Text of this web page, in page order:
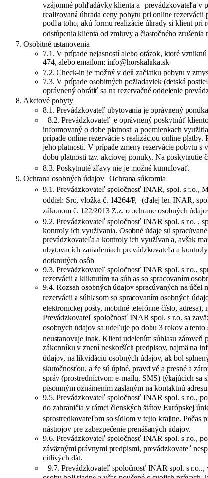
vzájomné pohľadávky klienta a prevádzkovateľa v
realizovaná úhrada ceny pobytu pri online
podľa toho, akú formu realizácie úhrady si klient pri
odstúpenia klienta od zmluvy a čiastočného
Osobitné ustanovenia
7.1. V prípade nejasností alebo otázok, ktoré
474, alebo emailom: info@horskaluka.sk.
7.2. Check-in je možný v deň začiatku pobytu v
7.3. V prípade osobitných požiadaviek (detská
oprávnený obrátiť sa na rezervačné oddelenie
Akciové pobyty
8.1. Prevádzkovateľ ubytovania je oprávnený
8.2. Prevádzkovateľ je oprávnený poskytnúť
informovaný o dobe platnosti a podmienkach
prípade online rezervácie s realizáciou online
jeho platnosti. V prípade zmeny rezervácie pobytu
dobu platnosti tzv. akciovej ponuky. Na
8.3. Poskytnuté zľavy nie je možné kumulovať.
Ochrana osobných údajov Ochrana súkromia
9.1. Prevádzkovateľ spoločnosť INAR, spol. s r.o.,
oddiel: Sro, vložka č. 14264/P, (ďalej len INAR,
zákonom č. 122/2013 Z.z. o ochrane osobných
9.2. Prevádzkovateľ spoločnosť INAR spol. s r.o. ,
kontroly ich využívania. Osobné údaje sú
prevádzkovateľa a kontroly ich využívania, avšak
ubytovacích zariadeniach prevádzkovateľa a
dotknutých osôb.
9.3. Prevádzkovateľ spoločnosť INAR spol. s r.o.,
rezervácii a kliknutím na súhlas so spracovaním
9.4. Rozsah osobných údajov spracúvaných na
rezervácii a súhlasom so spracovaním osobných
elektronickej pošty, mobilné telefónne číslo,
Prevádzkovateľ spoločnosť INAR spol. s r.o. sa
osobných údajov sa udeľuje po dobu 3 rokov a
neustanovuje inak. Klient udelením súhlasu
zákonníku v znení neskorších predpisov, najmä na
údajov, na likvidáciu osobných údajov, ak bol
skutočnosťou, a že sú úplné, pravdivé a presné a
správ (prostredníctvom e-mailu, SMS) týkajúcich
písomným oznámením zaslaným na kontaktnú
9.5. Prevádzkovateľ spoločnosť INAR spol. s r.o.,
do zahraničia v rámci členských štátov Európskej
sprostredkovateľom so sídlom v tejto krajine. Počas
nástrojov pre zabezpečenie prenášaných údajov.
9.6. Prevádzkovateľ spoločnosť INAR spol. s r.o.,
záväznými právnymi predpismi, prevádzkovateľ
citlivých dát.
9.7. Prevádzkovateľ spoločnosť INAR spol. s r.o..,